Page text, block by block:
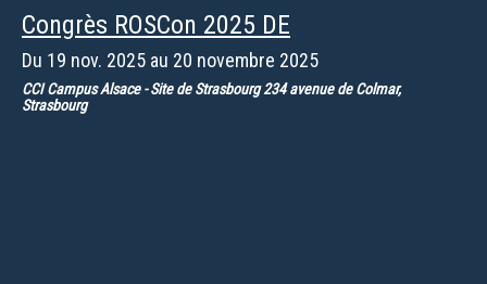
Congrès ROSCon 2025 DE
Du 19 nov. 2025 au 20 novembre 2025
CCI Campus Alsace - Site de Strasbourg 234 avenue de Colmar,
Strasbourg